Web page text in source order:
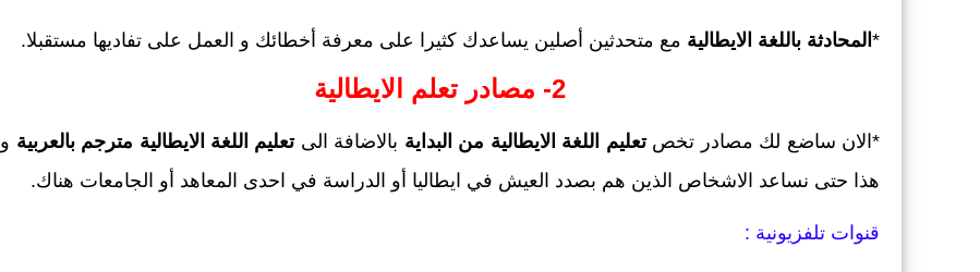
* المحادثة باللغة الايطالية مع متحدثين أصلين يساعدك كثيرا على معرفة أخطائك و العمل على تفاديها مستقبلا.
2- مصادر تعلم الايطالية
*الان ساضع لك مصادر تخصتعليم اللغة الايطالية من البداية بالاضافة الىتعليم اللغة الايطالية مترجم بالعربية و
هذا حتى نساعد الاشخاص الذين هم بصدد العيش في ايطاليا أو الدراسة في احدى المعاهد أو الجامعات هناك.
قنوات تلفزيونية :